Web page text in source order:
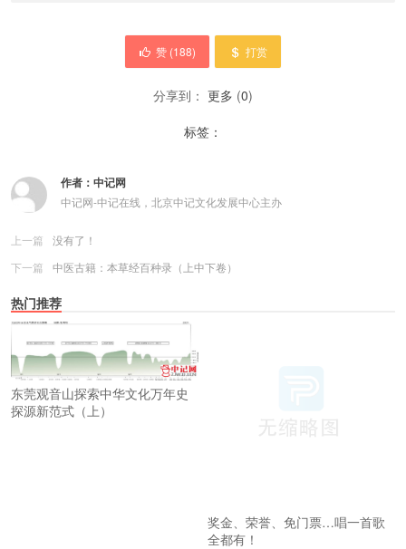
赞 (188) 打赏
分享到： 更多 (0)
标签：
作者： 中记网
中记网-中记在线，北京中记文化发展中心主办
上一篇
没有了！
下一篇
中医古籍：本草经百种录（上中下卷）
热门推荐
东莞观音山探索中华文化万年史
探源新范式（上）
奖金、荣誉、免门票…唱一首歌
全都有！